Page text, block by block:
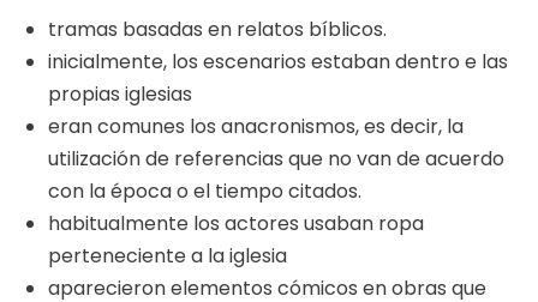
tramas basadas en relatos bíblicos.
inicialmente, los escenarios estaban dentro e las
propias iglesias
eran comunes los anacronismos, es decir, la
utilización de referencias que no van de acuerdo
con la época o el tiempo citados.
habitualmente los actores usaban ropa
perteneciente a la iglesia
aparecieron elementos cómicos en obras que